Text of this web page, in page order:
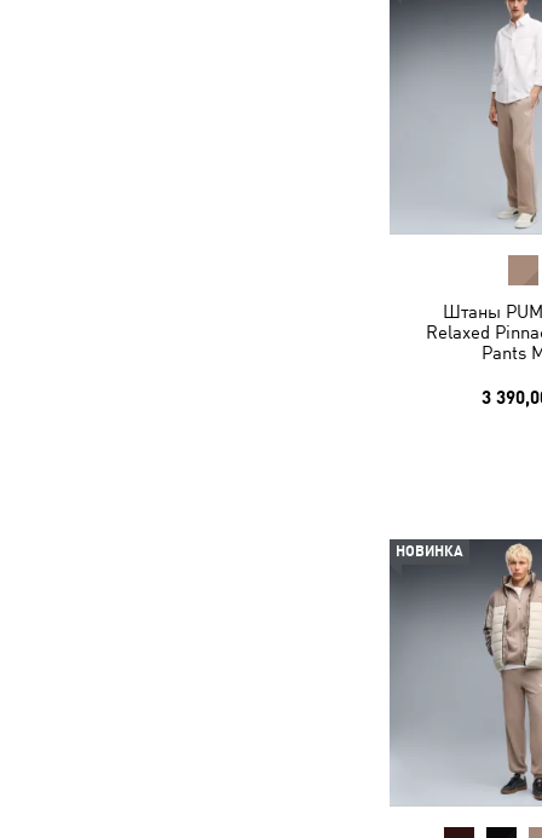
Штаны
Relaxed
Pants
3
НОВИНКА